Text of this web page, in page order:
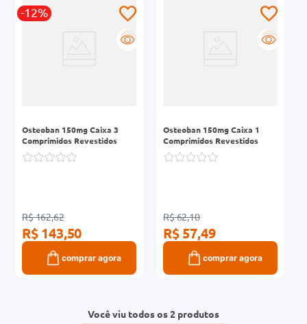
-12%
R
Osteoban 150mg Caixa 3
Comprimidos Revestidos
R$ 162,62
R$ 143,50
comprar agora
R
Osteoban 150mg Caixa 1
Comprimidos Revestidos
R$ 62,10
R$ 57,49
comprar agora
Você viu todos os 2